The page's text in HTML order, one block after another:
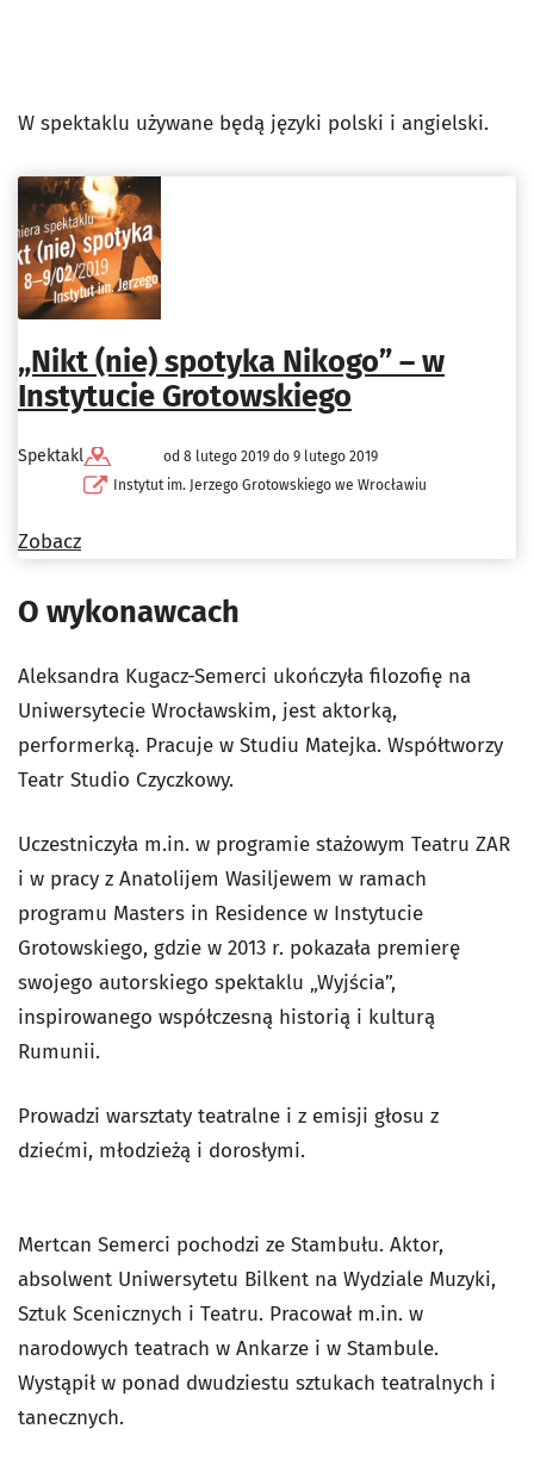
W spektaklu używane będą języki polski i angielski.
„Nikt (nie) spotyka Nikogo” – w
Instytucie Grotowskiego
Spektakl
od 8 lutego 2019 do 9 lutego 2019
Instytut im. Jerzego Grotowskiego we Wrocławiu
Zobacz
O wykonawcach
Aleksandra Kugacz-Semerci ukończyła filozofię na
Uniwersytecie Wrocławskim, jest aktorką,
performerką. Pracuje w Studiu Matejka. Współtworzy
Teatr Studio Czyczkowy.
Uczestniczyła m.in. w programie stażowym Teatru ZAR
i w pracy z Anatolijem Wasiljewem w ramach
programu Masters in Residence w Instytucie
Grotowskiego, gdzie w 2013 r. pokazała premierę
swojego autorskiego spektaklu „Wyjścia”,
inspirowanego współczesną historią i kulturą
Rumunii.
Prowadzi warsztaty teatralne i z emisji głosu z
dziećmi, młodzieżą i dorosłymi.
Mertcan Semerci pochodzi ze Stambułu. Aktor,
absolwent Uniwersytetu Bilkent na Wydziale Muzyki,
Sztuk Scenicznych i Teatru. Pracował m.in. w
narodowych teatrach w Ankarze i w Stambule.
Wystąpił w ponad dwudziestu sztukach teatralnych i
tanecznych.